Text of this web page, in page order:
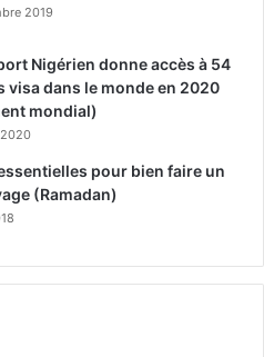
2019
Nigérien donne accès à 54
visa dans le monde en 2020
mondial)
pour bien faire un
(Ramadan)